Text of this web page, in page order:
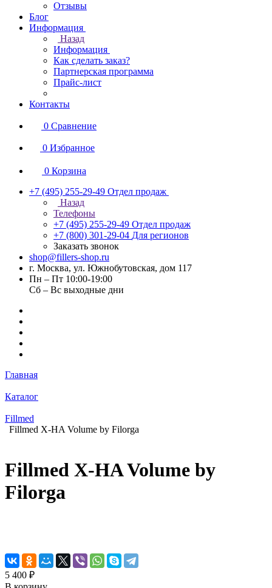
Отзывы
Блог
Информация
Назад
Информация
Как сделать заказ?
Партнерская программа
Прайс-лист
Контакты
0 Сравнение
0 Избранное
0 Корзина
+7 (495) 255-29-49 Отдел продаж
Назад
Телефоны
+7 (495) 255-29-49 Отдел продаж
+7 (800) 301-29-04 Для регионов
Заказать звонок
shop@fillers-shop.ru
г. Москва, ул. Южнобутовская, дом 117
Пн – Пт 10:00-19:00
Сб – Вс выходные дни
Главная
Каталог
Fillmed
Fillmed X-HA Volume by Filorga
Fillmed X-HA Volume by
Filorga
5 400 ₽